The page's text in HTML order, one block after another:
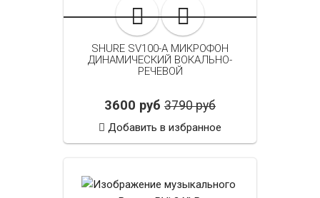
SHURE SV100-A МИКРОФОН
ДИНАМИЧЕСКИЙ ВОКАЛЬНО-
РЕЧЕВОЙ
3600 руб 3790 руб
Добавить в избранное